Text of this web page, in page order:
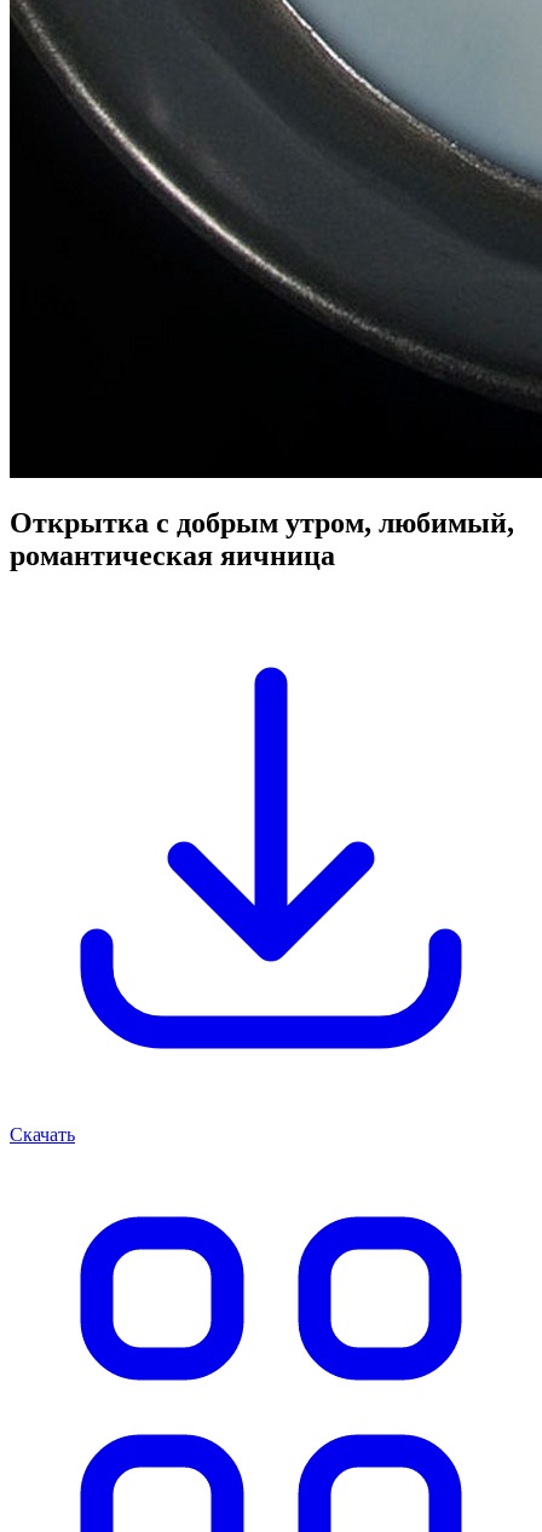
Открытка с добрым утром, любимый,
романтическая яичница
Скачать